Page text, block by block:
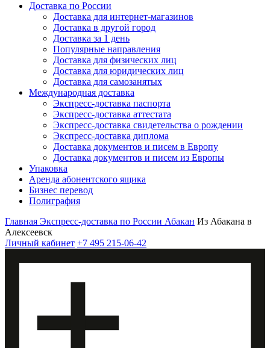
Доставка по России
Доставка для интернет-магазинов
Доставка в другой город
Доставка за 1 день
Популярные направления
Доставка для физических лиц
Доставка для юридических лиц
Доставка для самозанятых
Международная доставка
Экспресс-доставка паспорта
Экспресс-доставка аттестата
Экспресс-доставка свидетельства о рождении
Экспресс-доставка диплома
Доставка документов и писем в Европу
Доставка документов и писем из Европы
Упаковка
Аренда абонентского ящика
Бизнес перевод
Полиграфия
Главная Экспресс-доставка по России Абакан Из Абакана в
Алексеевск
Личный кабинет +7 495 215-06-42